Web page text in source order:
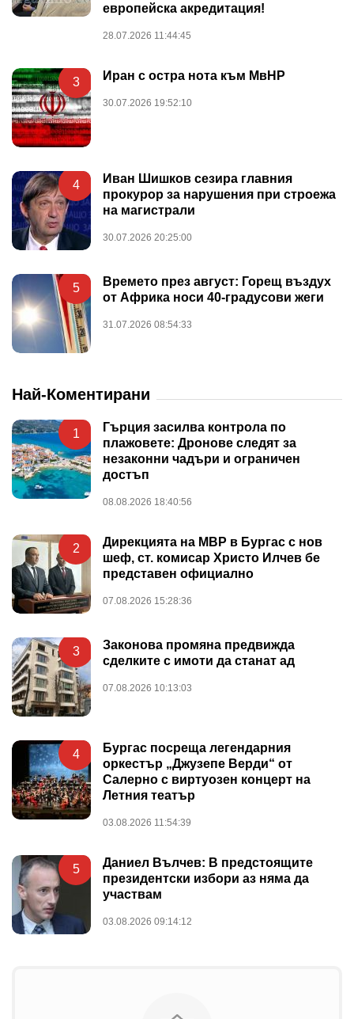
европейска акредитация!
28.07.2026 11:44:45
3 Иран с остра нота към МвНР
30.07.2026 19:52:10
4
Иван Шишков сезира главния
прокурор за нарушения при строежа
на магистрали
30.07.2026 20:25:00
5
Времето през август: Горещ въздух
от Африка носи 40-градусови жеги
31.07.2026 08:54:33
Най-Коментирани
1
Гърция засилва контрола по
плажовете: Дронове следят за
незаконни чадъри и ограничен
достъп
08.08.2026 18:40:56
2
Дирекцията на МВР в Бургас с нов
шеф, ст. комисар Христо Илчев бе
представен официално
07.08.2026 15:28:36
3
Законова промяна предвижда
сделките с имоти да станат ад
07.08.2026 10:13:03
4
Бургас посреща легендарния
оркестър „Джузепе Верди“ от
Салерно с виртуозен концерт на
Летния театър
03.08.2026 11:54:39
5
Даниел Вълчев: В предстоящите
президентски избори аз няма да
участвам
03.08.2026 09:14:12